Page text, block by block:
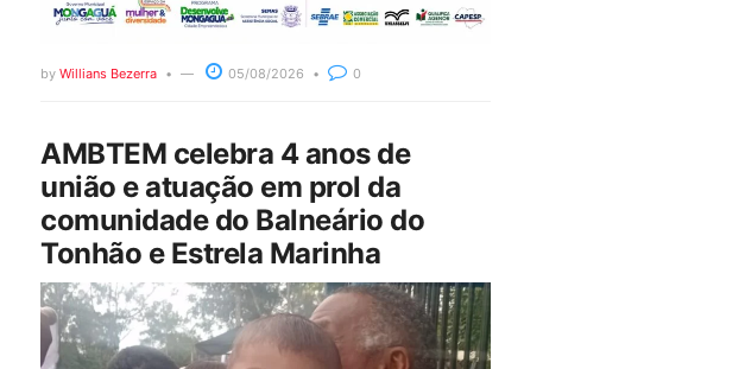
by Willians Bezerra 05/08/2026 0
AMBTEM celebra 4 anos de
união e atuação em prol da
comunidade do Balneário do
Tonhão e Estrela Marinha